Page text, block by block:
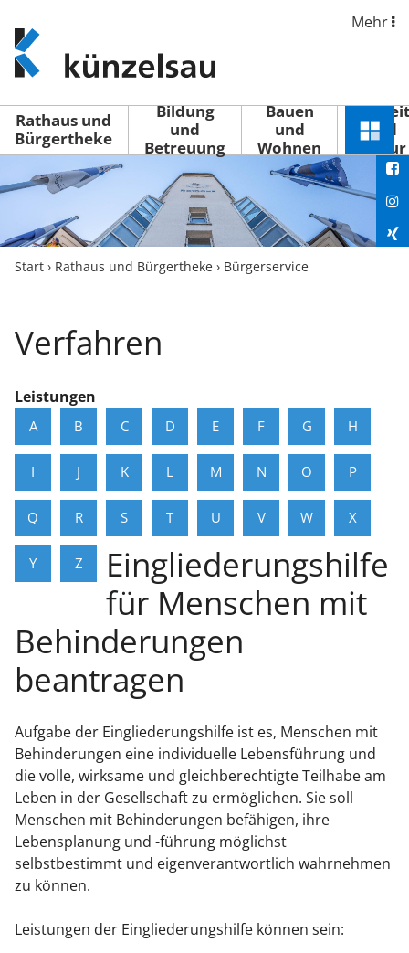
www.kuenzelsau.de
(zur
Startseite)
Mehr
Rathaus und
Bürgertheke
Bildung
und
Betreuung
Bauen
und
Wohnen
Freizeit
und
Kultur
Menü
Start › Rathaus und Bürgertheke › Bürgerservice
Verfahren
Leistungen
A B C D E F G H
I J K L M N O P
Q R S T U V W X
Y Z
Eingliederungshilfe
für Menschen mit
Behinderungen
beantragen
Aufgabe der Eingliederungshilfe ist es, Menschen mit
Behinderungen eine individuelle Lebensführung und
die volle, wirksame und gleichberechtigte Teilhabe am
Leben in der Gesellschaft zu ermöglichen. Sie soll
Menschen mit Behinderungen befähigen, ihre
Lebensplanung und -führung möglichst
selbstbestimmt und eigenverantwortlich wahrnehmen
zu können.
Leistungen der Eingliederungshilfe können sein: